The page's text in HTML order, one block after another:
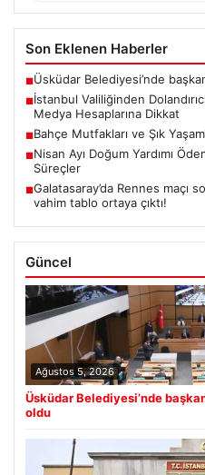
Son Eklenen Haberler
■Üsküdar Belediyesi’nde
■İstanbul Valiliğinden
Medya Hesaplarına Dikkat
■Bahçe Mutfakları ve Şık
■Nisan Ayı Doğum Yardımı
Süreçler
■Galatasaray’da Rennes maçı
vahim tablo ortaya çıktı!
Güncel
Ağustos 5, 2026
Üsküdar Belediyesi’nde
oldu